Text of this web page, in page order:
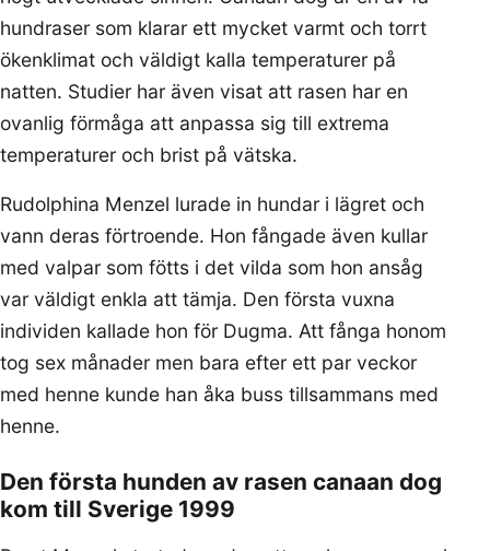
hundraser som klarar ett mycket varmt och torrt
ökenklimat och väldigt kalla temperaturer på
natten. Studier har även visat att rasen har en
ovanlig förmåga att anpassa sig till extrema
temperaturer och brist på vätska.
Rudolphina Menzel lurade in hundar i lägret och
vann deras förtroende. Hon fångade även kullar
med valpar som fötts i det vilda som hon ansåg
var väldigt enkla att tämja. Den första vuxna
individen kallade hon för Dugma. Att fånga honom
tog sex månader men bara efter ett par veckor
med henne kunde han åka buss tillsammans med
henne.
Den första hunden av rasen canaan dog
kom till Sverige 1999